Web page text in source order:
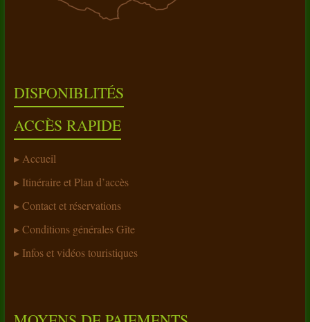
DISPONIBLITÉS
ACCÈS RAPIDE
Accueil
Itinéraire et Plan d’accès
Contact et réservations
Conditions générales Gîte
Infos et vidéos touristiques